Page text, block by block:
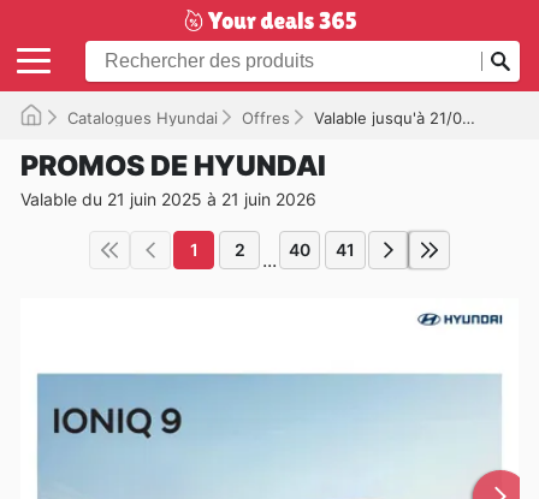
Catalogues Hyundai Offres Valable jusqu'à 21/06/2026
PROMOS DE HYUNDAI
Valable du 21 juin 2025 à 21 juin 2026
1 2 ... 40 41